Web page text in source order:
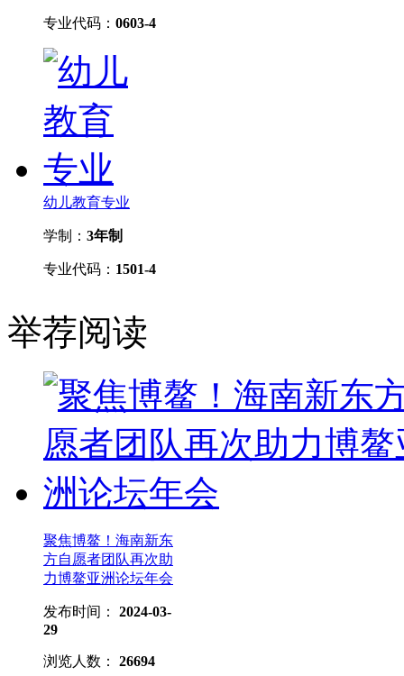
专业代码： 0603-4
幼儿教育专业
学制： 3年制
专业代码： 1501-4
举荐阅读
聚焦博鳌！海南新东
方自愿者团队再次助
力博鳌亚洲论坛年会
发布时间： 2024-03-
29
浏览人数： 26694